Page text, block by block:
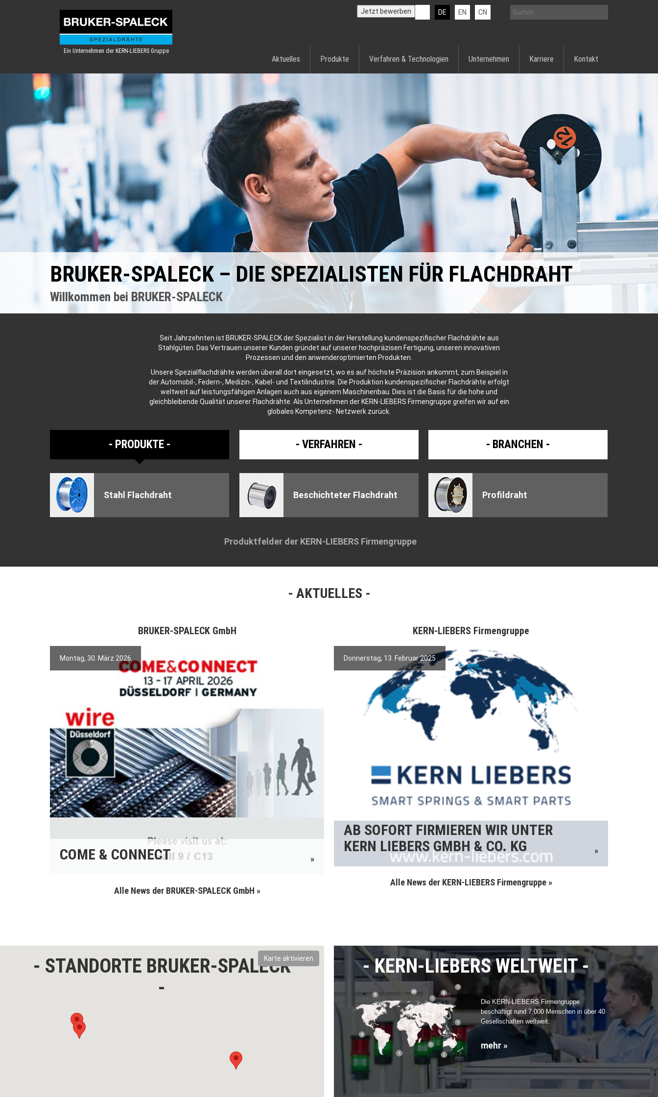
Ein Unternehmen der KERN-LIEBERS Gruppe
DE EN CN
Jetzt bewerben
Aktuelles Produkte Verfahren & Technologien Unternehmen Karriere Kontakt
BRUKER-SPALECK – DIE SPEZIALISTEN FÜR FLACHDRAHT
Willkommen bei BRUKER-SPALECK
Seit Jahrzehnten ist BRUKER-SPALECK der Spezialist in der Herstellung kundenspezifischer Flachdrähte aus
Stahlgüten. Das Vertrauen unserer Kunden gründet auf unserer hochpräzisen Fertigung, unseren innovativen
Prozessen und den anwenderoptimierten Produkten.
Unsere Spezialflachdrähte werden überall dort eingesetzt, wo es auf höchste Präzision ankommt, zum Beispiel in
der Automobil-, Federn-, Medizin-, Kabel- und Textilindustrie. Die Produktion kundenspezifischer Flachdrähte erfolgt
weltweit auf leistungsfähigen Anlagen auch aus eigenem Maschinenbau. Dies ist die Basis für die hohe und
gleichbleibende Qualität unserer Flachdrähte. Als Unternehmen der KERN-LIEBERS Firmengruppe greifen wir auf ein
globales Kompetenz- Netzwerk zurück.
PRODUKTE VERFAHREN BRANCHEN
Stahl Flachdraht Beschichteter Flachdraht Profildraht
Produktfelder der KERN-LIEBERS Firmengruppe
AKTUELLES
BRUKER-SPALECK GmbH
Montag, 30. März 2026
COME & CONNECT »
Alle News der BRUKER-SPALECK GmbH »
KERN-LIEBERS Firmengruppe
Donnerstag, 13. Februar 2025
AB SOFORT FIRMIEREN WIR UNTER
KERN LIEBERS GMBH & CO. KG
»
Alle News der KERN-LIEBERS Firmengruppe »
Karte aktivieren
STANDORTE BRUKER-SPALECK KERN-LIEBERS WELTWEIT
Die KERN-LIEBERS Firmengruppe
beschäftigt rund 7.000 Menschen in über 40
Gesellschaften weltweit.
mehr »